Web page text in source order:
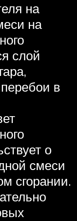
на
на
слой
в
о
смеси
сгорании.